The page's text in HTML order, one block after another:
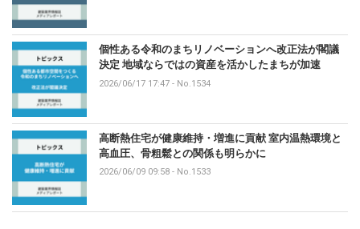
個性ある令和のまちリノベーションへ改正法が閣議
決定 地域ならではの資産を活かしたまちが加速
2026/06/17 17:47 - No.1534
高断熱住宅が健康維持・増進に貢献 室内温熱環境と
高血圧、骨粗鬆との関係も明らかに
2026/06/09 09:58 - No.1533